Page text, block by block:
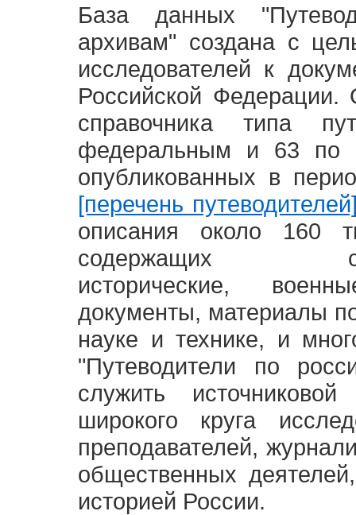
База данных
архивам" создана с
исследователей к
Российской
справочника типа
федеральным и 63 по
опубликованных в
[перечень
описания около 160
содержащих
исторические,
документы, материалы
науке и технике, и
"Путеводители по
служить
широкого круга
преподавателей,
общественных
историей России.